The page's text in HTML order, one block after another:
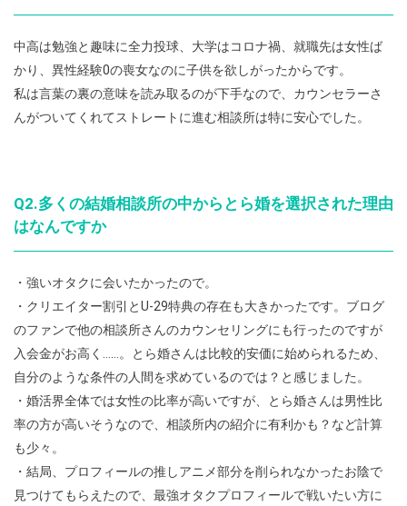
中高は勉強と趣味に全力投球、大学はコロナ禍、就職先は女性ば
かり、異性経験0の喪女なのに子供を欲しがったからです。
私は言葉の裏の意味を読み取るのが下手なので、カウンセラーさ
んがついてくれてストレートに進む相談所は特に安心でした。
Q2.多くの結婚相談所の中からとら婚を選択された理由
はなんですか
・強いオタクに会いたかったので。
・クリエイター割引とU-29特典の存在も大きかったです。ブログ
のファンで他の相談所さんのカウンセリングにも行ったのですが
入会金がお高く……。とら婚さんは比較的安価に始められるため、
自分のような条件の人間を求めているのでは？と感じました。
・婚活界全体では女性の比率が高いですが、とら婚さんは男性比
率の方が高いそうなので、相談所内の紹介に有利かも？など計算
も少々。
・結局、プロフィールの推しアニメ部分を削られなかったお陰で
見つけてもらえたので、最強オタクプロフィールで戦いたい方に